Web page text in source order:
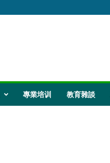
專業培训 教育雜談